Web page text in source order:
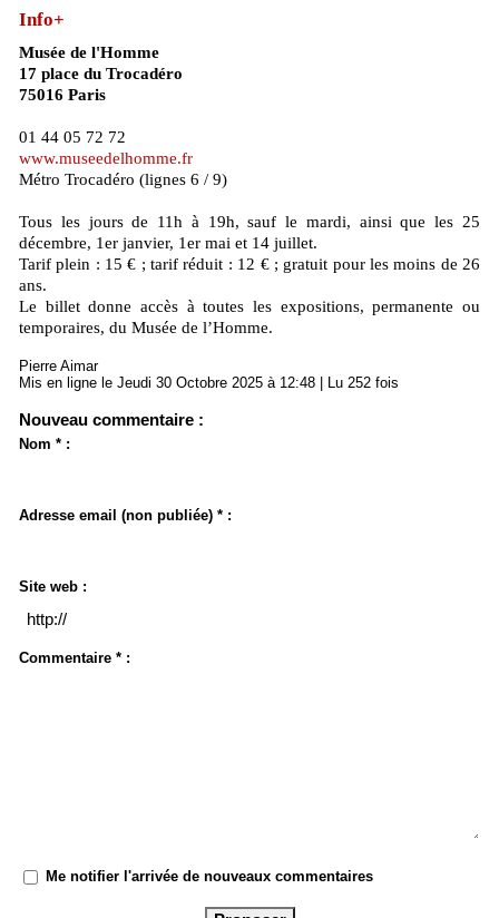
Info+
Musée de l'Homme
17 place du Trocadéro
75016 Paris
01 44 05 72 72
www.museedelhomme.fr
Métro Trocadéro (lignes 6 / 9)
Tous les jours de 11h à 19h, sauf le mardi, ainsi que les 25
décembre, 1er janvier, 1er mai et 14 juillet.
Tarif plein : 15 € ; tarif réduit : 12 € ; gratuit pour les moins de 26
ans.
Le billet donne accès à toutes les expositions, permanente ou
temporaires, du Musée de l’Homme.
Pierre Aimar
Mis en ligne le Jeudi 30 Octobre 2025 à 12:48 | Lu 252 fois
Nouveau commentaire :
Nom * :
Adresse email (non publiée) * :
Site web :
Commentaire * :
Me notifier l'arrivée de nouveaux commentaires